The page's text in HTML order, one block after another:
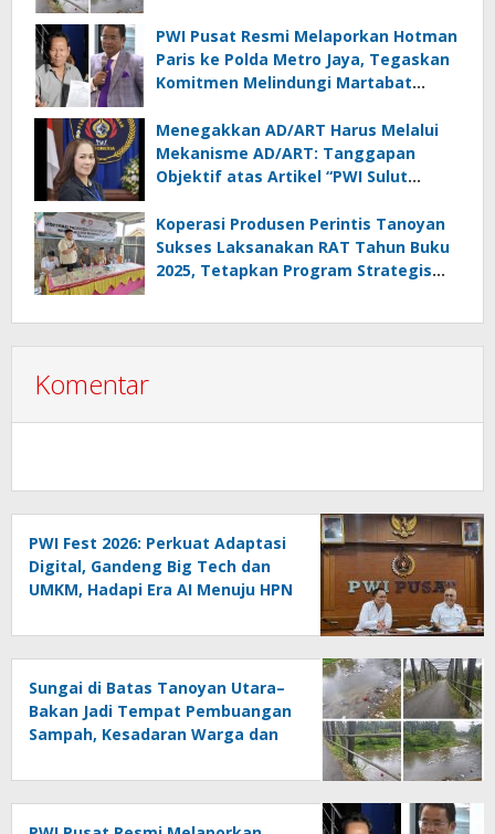
PWI Pusat Resmi Melaporkan Hotman
Paris ke Polda Metro Jaya, Tegaskan
Komitmen Melindungi Martabat
Menegakkan AD/ART Harus Melalui
Mekanisme AD/ART: Tanggapan
Objektif atas Artikel “PWI Sulut
Melanggar Aturan”
Koperasi Produsen Perintis Tanoyan
Sukses Laksanakan RAT Tahun Buku
2025, Tetapkan Program Strategis
Komentar
PWI Fest 2026: Perkuat Adaptasi
Digital, Gandeng Big Tech dan
UMKM, Hadapi Era AI Menuju HPN
Sungai di Batas Tanoyan Utara–
Bakan Jadi Tempat Pembuangan
Sampah, Kesadaran Warga dan
Dipertanyakan